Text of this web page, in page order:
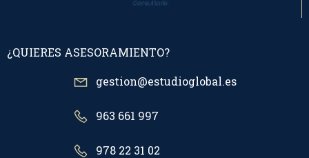
¿QUIERES ASESORAMIENTO?
gestion@estudioglobal.es
963 661 997
978 22 31 02